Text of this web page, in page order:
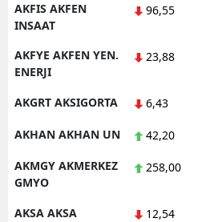
AKFIS AKFEN
INSAAT
96,55
AKFYE AKFEN YEN.
ENERJI
23,88
AKGRT AKSIGORTA 6,43
AKHAN AKHAN UN 42,20
AKMGY AKMERKEZ
GMYO
258,00
AKSA AKSA 12,54